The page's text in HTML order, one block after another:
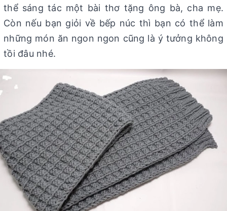
thể sáng tác một bài thơ tặng ông bà, cha mẹ.
Còn nếu bạn giỏi về bếp núc thì bạn có thể làm
những món ăn ngon ngon cũng là ý tưởng không
tồi đâu nhé.